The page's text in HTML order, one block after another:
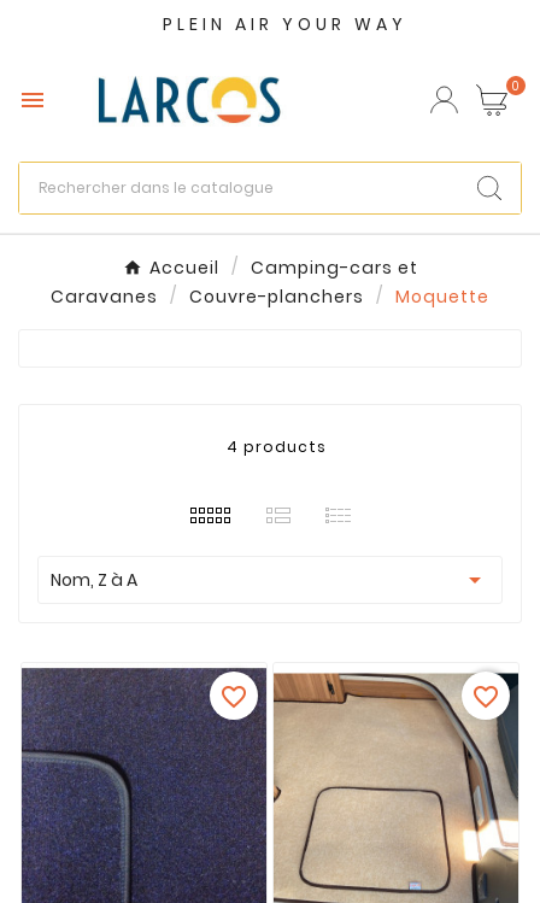
PLEIN AIR YOUR WAY
 0
Accueil
Camping-cars et
Caravanes
Couvre-planchers Moquette
4 products
Nom, Z à A 
favorite_border favorite_border
Nom de la liste d'envies
Annuler Créer une liste d'envies